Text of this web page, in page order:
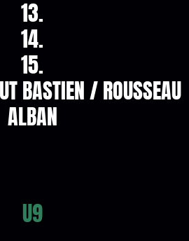
13.
14.
15.
BASTIEN / ROUSSEAU
ALBAN
U9